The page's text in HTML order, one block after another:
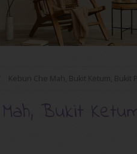
Kebun Che Mah, Bukit Ketum, Bukit
Bukit